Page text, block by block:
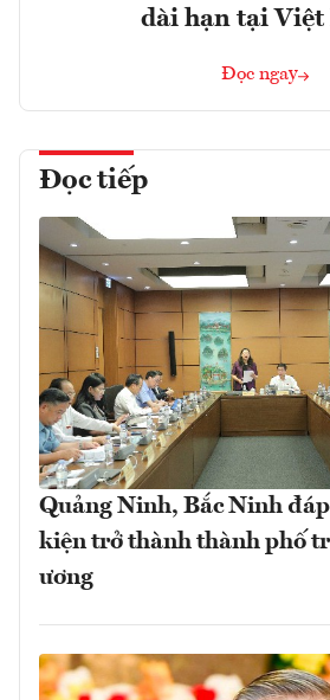
dài hạn tại Việt
Đọc ngay
Đọc tiếp
Quảng Ninh, Bắc Ninh
kiện trở thành thành phố
ương